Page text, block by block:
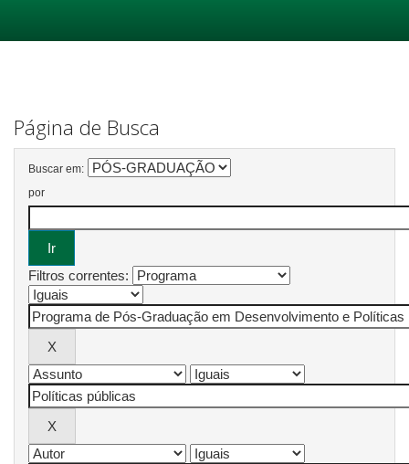
Página de Busca
Buscar em:
por
Filtros correntes: